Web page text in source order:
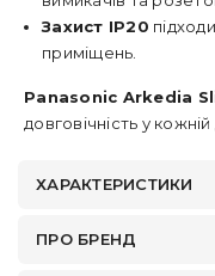
Захист IP20
приміщень.
Panasonic Arkedia
довговічність у кожній
ХАРАКТЕРИСТИКИ
ПРО БРЕНД